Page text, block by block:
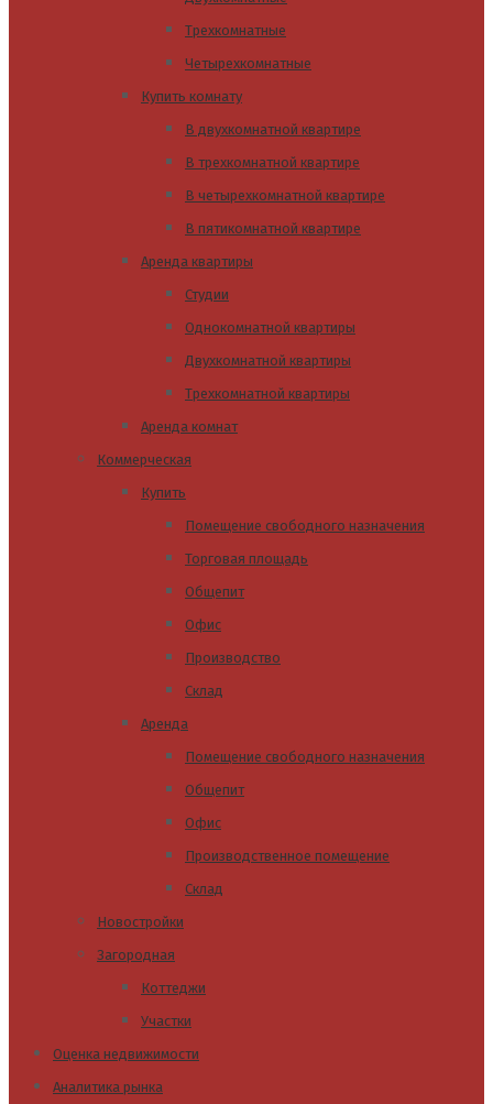
Трехкомнатные
Четырехкомнатные
Купить комнату
В двухкомнатной квартире
В трехкомнатной квартире
В четырехкомнатной квартире
В пятикомнатной квартире
Аренда квартиры
Студии
Однокомнатной квартиры
Двухкомнатной квартиры
Трехкомнатной квартиры
Аренда комнат
Коммерческая
Купить
Помещение свободного назначения
Торговая площадь
Общепит
Офис
Производство
Склад
Аренда
Помещение свободного назначения
Общепит
Офис
Производственное помещение
Склад
Новостройки
Загородная
Коттеджи
Участки
Оценка недвижимости
Аналитика рынка